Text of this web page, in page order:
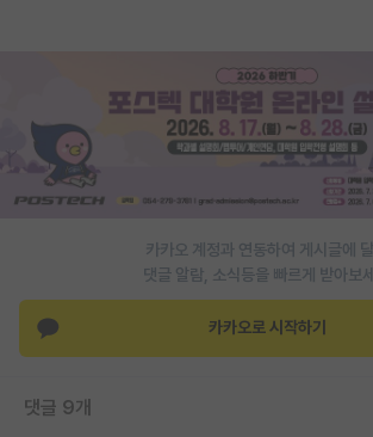
장학금/장학생 게시판
학술 정보 게시판
홍보 게시판
이벤트
재팬라운지 🌸
카카오 계정과 연동하여 게시글에
댓글 알람, 소식등을 빠르게 받아보
카카오로 시작하기
댓글 9개